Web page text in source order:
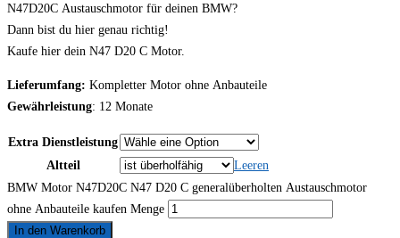
N47D20C Austauschmotor für deinen BMW?
Dann bist du hier genau richtig!
Kaufe hier dein N47 D20 C Motor.
Lieferumfang: Kompletter Motor ohne Anbauteile
Gewährleistung: 12 Monate
Extra Dienstleistung
Altteil
Leeren
BMW Motor N47D20C N47 D20 C generalüberholten Austauschmotor
ohne Anbauteile kaufen Menge
In den Warenkorb